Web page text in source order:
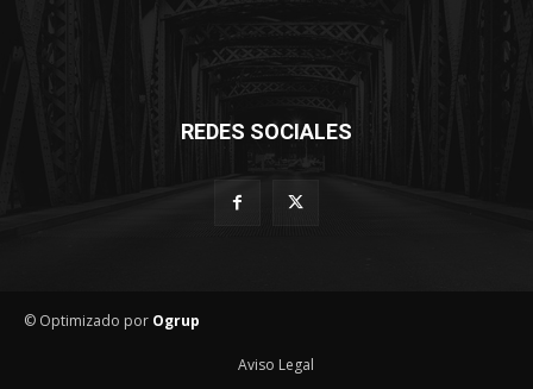
REDES SOCIALES
© Optimizado por Ogrup
Aviso Legal